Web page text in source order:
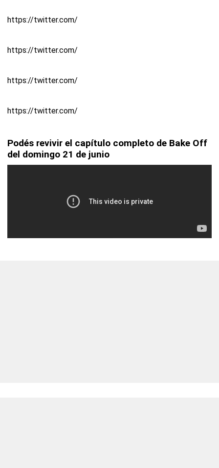
https://twitter.com/
https://twitter.com/
https://twitter.com/
https://twitter.com/
Podés revivir el capítulo completo de Bake Off
del domingo 21 de junio